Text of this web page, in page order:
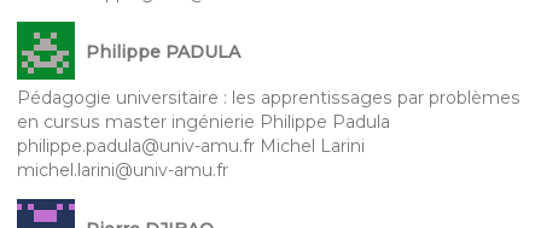
Philippe PADULA
Pédagogie universitaire : les apprentissages par problèmes
en cursus master ingénierie Philippe Padula
philippe.padula@univ-amu.fr Michel Larini
michel.larini@univ-amu.fr